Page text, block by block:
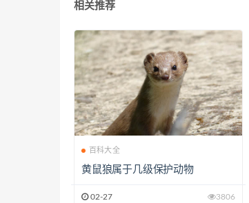
相关推荐
百科大全
黄鼠狼属于几级保护动物
02-27 3806